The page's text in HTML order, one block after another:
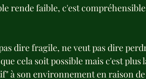
rende faible, c'est
dire fragile, ne veut pas dire
cela soit possible mais c'est plus
à son environnement en raison